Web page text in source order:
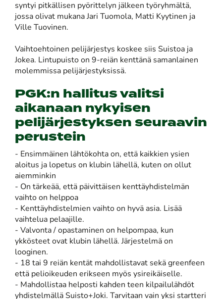
syntyi pitkällisen pyörittelyn jälkeen työryhmältä,
jossa olivat mukana Jari Tuomola, Matti Kyytinen ja
Ville Tuovinen.
Vaihtoehtoinen pelijärjestys koskee siis Suistoa ja
Jokea. Lintupuisto on 9-reiän kenttänä samanlainen
molemmissa pelijärjestyksissä.
PGK:n hallitus valitsi
aikanaan nykyisen
pelijärjestyksen seuraavin
perustein
- Ensimmäinen lähtökohta on, että kaikkien ysien
aloitus ja lopetus on klubin lähellä, kuten on ollut
aiemminkin
- On tärkeää, että päivittäisen kenttäyhdistelmän
vaihto on helppoa
- Kenttäyhdistelmien vaihto on hyvä asia. Lisää
vaihtelua pelaajille.
- Valvonta / opastaminen on helpompaa, kun
ykkösteet ovat klubin lähellä. Järjestelmä on
looginen.
- 18 tai 9 reiän kentät mahdollistavat sekä greenfeen
että pelioikeuden erikseen myös ysireikäiselle.
- Mahdollistaa helposti kahden teen kilpailulähdöt
yhdistelmällä Suisto+Joki. Tarvitaan vain yksi startteri